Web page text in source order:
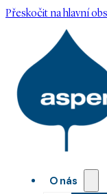
Přeskočit na hlavní
O nás